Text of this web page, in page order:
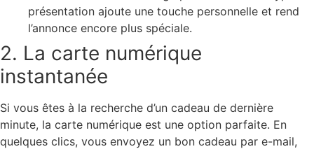
présentation ajoute une touche personnelle et rend
l’annonce encore plus spéciale.
2. La carte numérique
instantanée
Si vous êtes à la recherche d’un cadeau de dernière
minute, la carte numérique est une option parfaite. En
quelques clics, vous envoyez un bon cadeau par e-mail,